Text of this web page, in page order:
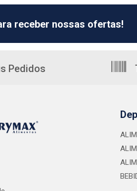
receber nossas ofertas!
Pedidos